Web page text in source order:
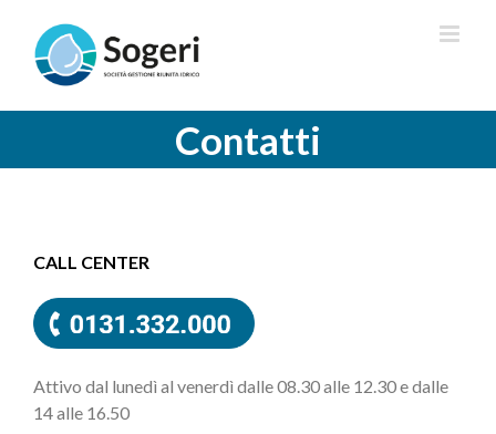
contenuto
Contatti
CALL CENTER
Attivo dal lunedì al venerdì dalle 08.30 alle 12.30 e dalle
14 alle 16.50